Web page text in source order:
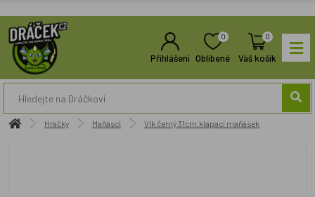
Přihlášení
0
Oblíbené
0
Váš košík
Hračky Maňásci Vlk černý 31cm,klapací maňásek